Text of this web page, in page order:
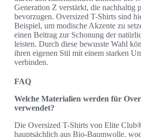
Generation Z verstärkt, die nachhaltig
bevorzugen. Oversized T-Shirts sind
Beispiel, um modische Akzente zu
einen Beitrag zur Schonung der
leisten. Durch diese bewusste Wahl
ihren eigenen Stil mit einem starken
verbinden.
FAQ
Welche Materialien werden für
verwendet?
Die Oversized T-Shirts von Elite
hauptsächlich aus Bio-Baumwolle,